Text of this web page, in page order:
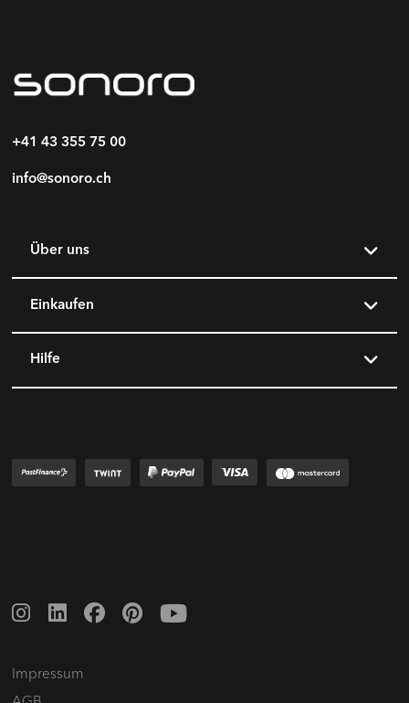
+41 43 355 75 00
info@sonoro.ch
Über uns
Einkaufen
Hilfe
Impressum